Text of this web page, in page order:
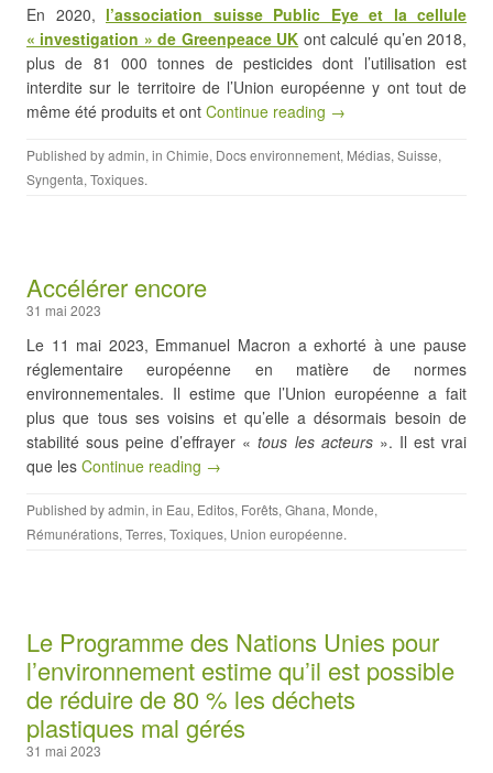
En 2020, l’association suisse Public Eye et la cellule
« investigation » de Greenpeace UK ont calculé qu’en 2018,
plus de 81 000 tonnes de pesticides dont l’utilisation est
interdite sur le territoire de l’Union européenne y ont tout de
même été produits et ont Continue reading →
Published byadmin, in Chimie, Docs environnement, Médias, Suisse,
Syngenta, Toxiques.
Accélérer encore
31 mai 2023
Le 11 mai 2023, Emmanuel Macron a exhorté à une pause
réglementaire européenne en matière de normes
environnementales. Il estime que l’Union européenne a fait
plus que tous ses voisins et qu’elle a désormais besoin de
stabilité sous peine d’effrayer « tous les acteurs ». Il est vrai
que les Continue reading →
Published byadmin, in Eau, Editos, Forêts, Ghana, Monde,
Rémunérations, Terres, Toxiques, Union européenne.
Le Programme des Nations Unies pour
l’environnement estime qu’il est possible
de réduire de 80 % les déchets
plastiques mal gérés
31 mai 2023